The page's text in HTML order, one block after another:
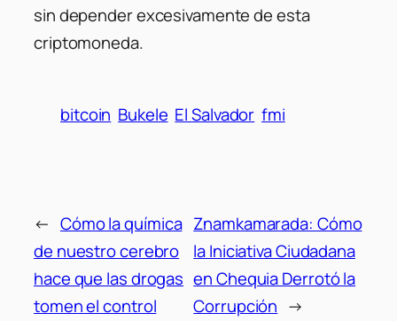
sin depender excesivamente de esta
criptomoneda.
bitcoin Bukele El Salvador fmi
← Cómo la química
de nuestro cerebro
hace que las drogas
tomen el control
Znamkamarada: Cómo
la Iniciativa Ciudadana
en Chequia Derrotó la
Corrupción →